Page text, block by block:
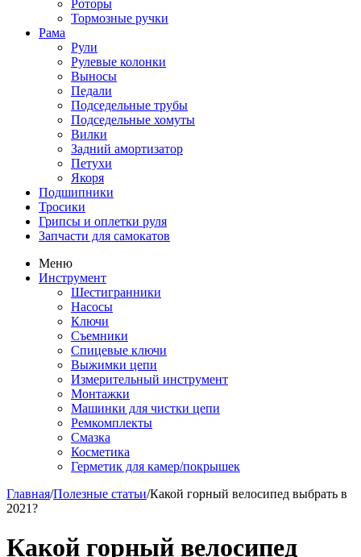
Роторы
Тормозные ручки
Рама
Рули
Рулевые колонки
Выносы
Педали
Подседельные трубы
Подседельные хомуты
Вилки
Задний амортизатор
Петухи
Якоря
Подшипники
Тросики
Грипсы и оплетки руля
Запчасти для самокатов
Меню
Инструмент
Шестигранники
Насосы
Ключи
Съемники
Спицевые ключи
Выжимки цепи
Измерительный инструмент
Монтажки
Машинки для чистки цепи
Ремкомплекты
Смазка
Косметика
Герметик для камер/покрышек
Главная/Полезные статьи/Какой горный велосипед выбрать в
2021?
Какой горный велосипед